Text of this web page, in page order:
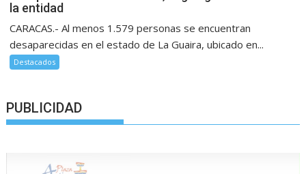
la entidad
CARACAS.- Al menos 1.579 personas se encuentran
desaparecidas en el estado de La Guaira, ubicado en...
Destacados
PUBLICIDAD